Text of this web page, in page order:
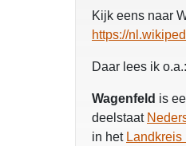
Kijk eens naar
https://
Daar lees ik o.a.:
Wagenfeld is
deelstaat
in het